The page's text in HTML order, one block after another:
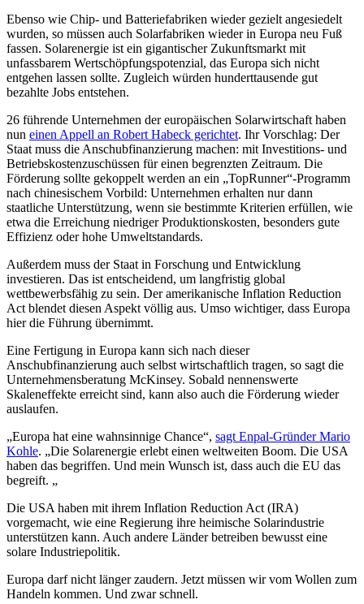
Ebenso wie Chip- und Batteriefabriken wieder gezielt angesiedelt
wurden, so müssen auch Solarfabriken wieder in Europa neu Fuß
fassen. Solarenergie ist ein gigantischer Zukunftsmarkt mit
unfassbarem Wertschöpfungspotenzial, das Europa sich nicht
entgehen lassen sollte. Zugleich würden hunderttausende gut
bezahlte Jobs entstehen.
26 führende Unternehmen der europäischen Solarwirtschaft haben
nun einen Appell an Robert Habeck gerichtet. Ihr Vorschlag: Der
Staat muss die Anschubfinanzierung machen: mit Investitions- und
Betriebskostenzuschüssen für einen begrenzten Zeitraum. Die
Förderung sollte gekoppelt werden an ein „TopRunner“-Programm
nach chinesischem Vorbild: Unternehmen erhalten nur dann
staatliche Unterstützung, wenn sie bestimmte Kriterien erfüllen, wie
etwa die Erreichung niedriger Produktionskosten, besonders gute
Effizienz oder hohe Umweltstandards.
Außerdem muss der Staat in Forschung und Entwicklung
investieren. Das ist entscheidend, um langfristig global
wettbewerbsfähig zu sein. Der amerikanische Inflation Reduction
Act blendet diesen Aspekt völlig aus. Umso wichtiger, dass Europa
hier die Führung übernimmt.
Eine Fertigung in Europa kann sich nach dieser
Anschubfinanzierung auch selbst wirtschaftlich tragen, so sagt die
Unternehmensberatung McKinsey. Sobald nennenswerte
Skaleneffekte erreicht sind, kann also auch die Förderung wieder
auslaufen.
„Europa hat eine wahnsinnige Chance“, sagt Enpal-Gründer Mario
Kohle. „Die Solarenergie erlebt einen weltweiten Boom. Die USA
haben das begriffen. Und mein Wunsch ist, dass auch die EU das
begreift. „
Die USA haben mit ihrem Inflation Reduction Act (IRA)
vorgemacht, wie eine Regierung ihre heimische Solarindustrie
unterstützen kann. Auch andere Länder betreiben bewusst eine
solare Industriepolitik.
Europa darf nicht länger zaudern. Jetzt müssen wir vom Wollen zum
Handeln kommen. Und zwar schnell.